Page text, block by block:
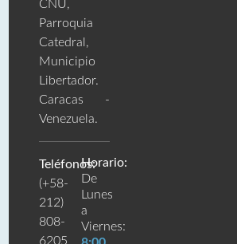
CNU,
Parroquia
Catedral,
Municipio
Libertador.
Caracas -
Venezuela.
Teléfonos:
(+58-
212)
808-
6205
Horario:
De
Lunes
a
Viernes: